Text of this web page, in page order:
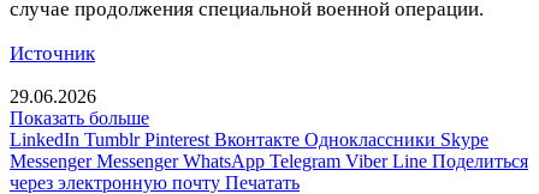
случае продолжения специальной военной операции.
Источник
29.06.2026
Показать больше
LinkedIn Tumblr Pinterest Вконтакте Одноклассники Skype
Messenger Messenger WhatsApp Telegram Viber Line Поделиться
через электронную почту Печатать